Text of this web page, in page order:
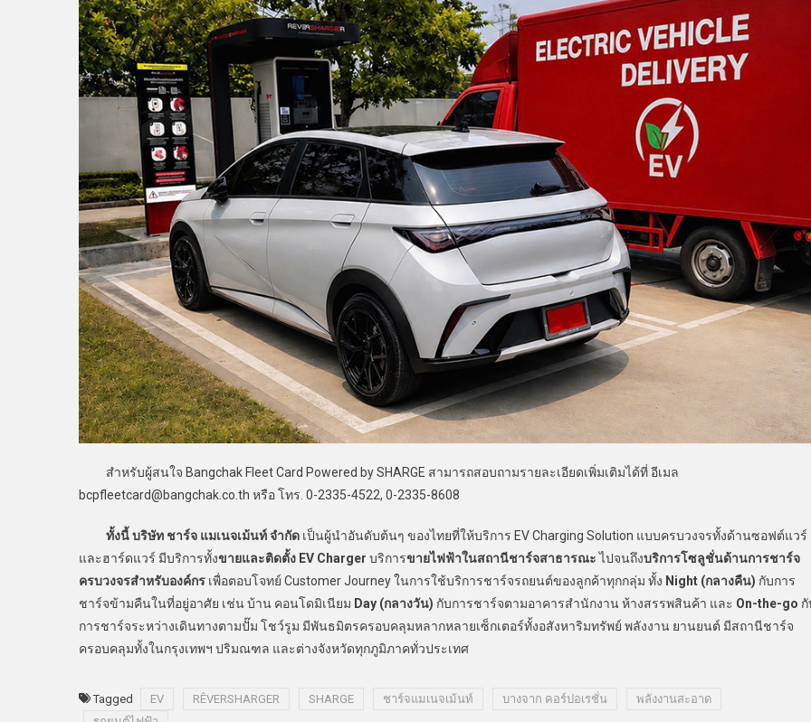
สำหรับผู้สนใจ Bangchak Fleet Card Powered by SHARGE สามารถสอบถามรายละเอียดเพิ่มเติมได้ที่ อีเมล
bcpfleetcard@bangchak.co.th หรือ โทร. 0-2335-4522, 0-2335-8608
ทั้งนี้ บริษัท ชาร์จ แมเนจเม้นท์ จำกัด เป็นผู้นำอันดับต้นๆ ของไทยที่ให้บริการ EV Charging Solution แบบครบวงจรทั้งด้านซอฟต์แวร์
และฮาร์ดแวร์ มีบริการทั้งขายและติดตั้ง EV Charger บริการขายไฟฟ้าในสถานีชาร์จสาธารณะไปจนถึงบริการโซลูชั่นด้านการชาร์จ
ครบวงจรสำหรับองค์กร เพื่อตอบโจทย์ Customer Journey ในการใช้บริการชาร์จรถยนต์ของลูกค้าทุกกลุ่ม ทั้ง Night (กลางคืน) กับการ
ชาร์จข้ามคืนในที่อยู่อาศัย เช่น บ้าน คอนโดมิเนียม Day (กลางวัน) กับการชาร์จตามอาคารสำนักงาน ห้างสรรพสินค้า และ On-the-go
การชาร์จระหว่างเดินทางตามปั๊ม โชว์รูม มีพันธมิตรครอบคลุมหลากหลายเซ็กเตอร์ทั้งอสังหาริมทรัพย์ พลังงาน ยานยนต์ มีสถานีชาร์จ
ครอบคลุมทั้งในกรุงเทพฯ ปริมณฑล และต่างจังหวัดทุกภูมิภาคทั่วประเทศ
Tagged EV RÊVERSHARGER SHARGE ชาร์จแมเนจเม้นท์ บางจาก คอร์ปอเรชั่น
พลังงานสะอาด